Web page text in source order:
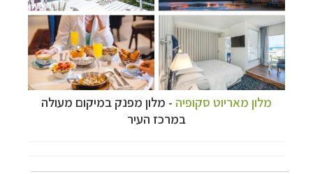
מלון מאריוט סקופיה - מלון מפנק במיקום מעולה
במרכז העיר